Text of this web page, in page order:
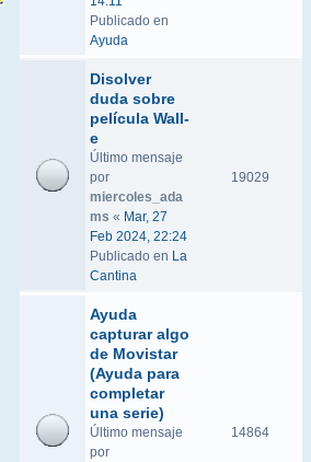
Publicado en
Ayuda
Disolver
duda sobre
película Wall-
e
Último mensaje
por
miercoles_ada
ms « Mar, 27
Feb 2024, 22:24
Publicado en La
Cantina
19029
Ayuda
capturar algo
de Movistar
(Ayuda para
completar
una serie)
Último mensaje
por
14864